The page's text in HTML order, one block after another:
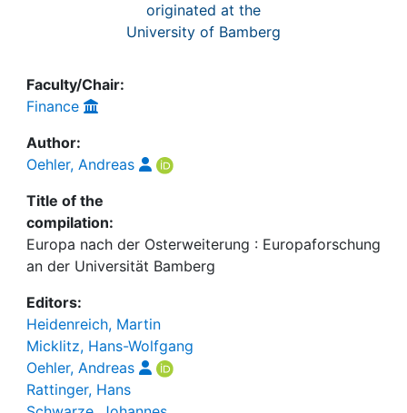
originated at the
University of Bamberg
Faculty/Chair:
Finance
Author:
Oehler, Andreas
Title of the
compilation:
Europa nach der Osterweiterung : Europaforschung
an der Universität Bamberg
Editors:
Heidenreich, Martin
Micklitz, Hans-Wolfgang
Oehler, Andreas
Rattinger, Hans